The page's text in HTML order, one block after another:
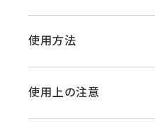
使用方法
使用上の注意